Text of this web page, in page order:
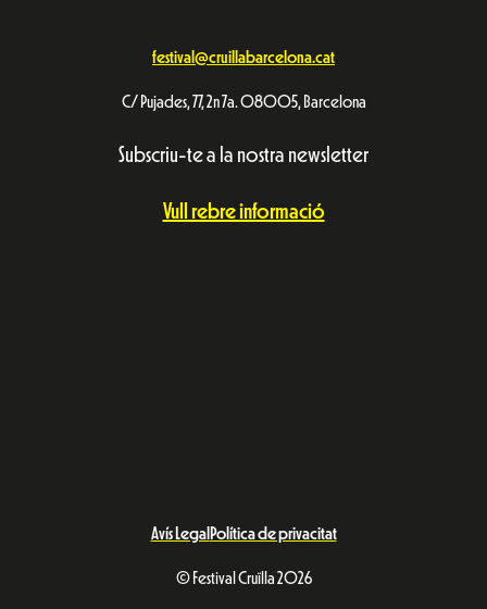
festival@cruillabarcelona.cat
C/ Pujades, 77, 2n 7a. 08005, Barcelona
Subscriu-te a la nostra newsletter
Vull rebre informació
Avís Legal Política de privacitat
© Festival Cruïlla 2026